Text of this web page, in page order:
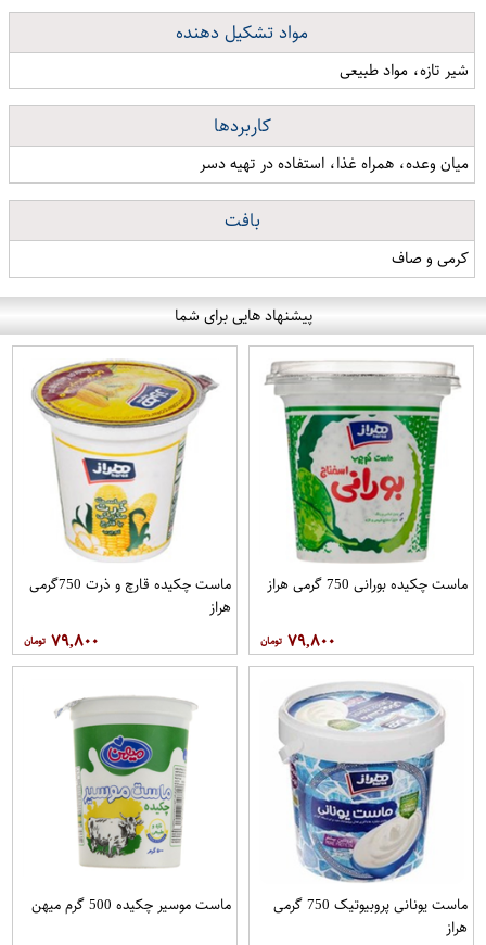
مواد تشکیل دهنده
شیر تازه، مواد طبیعی
کاربردها
میان وعده، همراه غذا، استفاده در تهیه دسر
بافت
کرمی و صاف
پیشنهاد هایی برای شما
ماست چکیده بورانی 750 گرمی هراز
۷۹,۸۰۰
ماست چکیده قارچ و ذرت 750گرمی
هراز
۷۹,۸۰۰
ماست یونانی پروبیوتیک 750 گرمی
هراز
ماست موسیر چکیده 500 گرم میهن